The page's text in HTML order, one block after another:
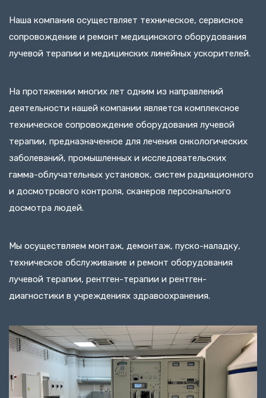
Наша компания осуществляет техническое, сервисное
сопровождение и ремонт медицинского оборудования
лучевой терапии и медицинских линейных ускорителей.
На протяжении многих лет одним из направлений
деятельности нашей компании является комплексное
техническое сопровождение оборудования лучевой
терапии, предназначенное для лечения онкологических
заболеваний, промышленных и исследовательских
гамма-облучательных установок, систем радиационного
и досмотрового контроля, сканеров персонального
досмотра людей.
Мы осуществляем монтаж, демонтаж, пуско-наладку,
техническое обслуживание и ремонт оборудования
лучевой терапии, рентген-терапии и рентген-
диагностики в учреждениях здравоохранения.